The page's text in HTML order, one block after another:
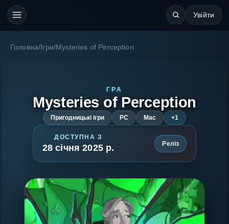
Увійти
Головна/ Ігри/Mysteries of Perception
ГРА
Mysteries of Perception
Пригодницькі ігри PC Mac +1
ДОСТУПНА З
28 січня 2025 р. Реліз